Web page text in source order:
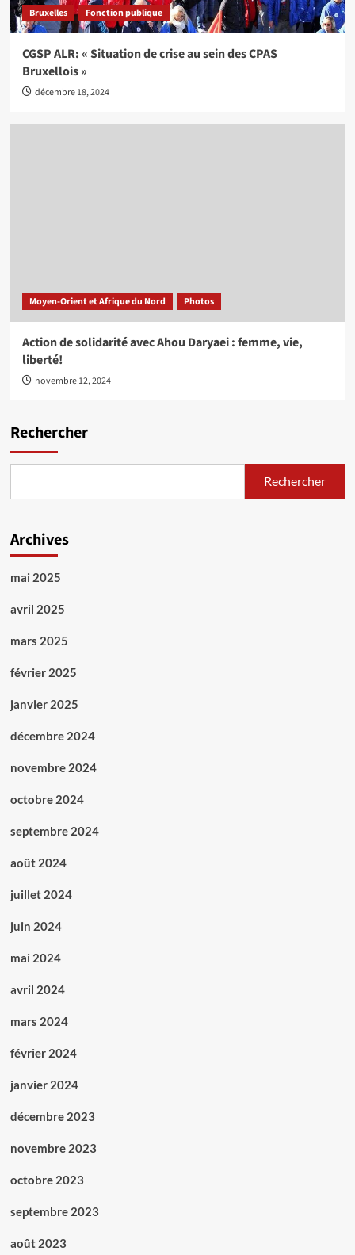
Bruxelles Fonction publique
CGSP ALR: « Situation de crise au sein des CPAS
Bruxellois »
décembre 18, 2024
Moyen-Orient et Afrique du Nord Photos
Action de solidarité avec Ahou Daryaei : femme, vie,
liberté!
novembre 12, 2024
Rechercher
Rechercher
Archives
mai 2025
avril 2025
mars 2025
février 2025
janvier 2025
décembre 2024
novembre 2024
octobre 2024
septembre 2024
août 2024
juillet 2024
juin 2024
mai 2024
avril 2024
mars 2024
février 2024
janvier 2024
décembre 2023
novembre 2023
octobre 2023
septembre 2023
août 2023